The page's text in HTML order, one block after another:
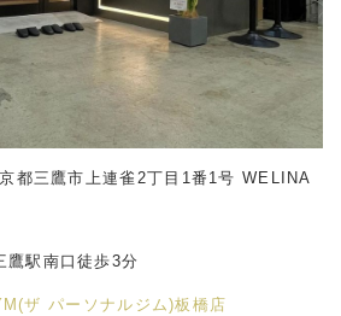
都三鷹市上連雀2丁目1番1号 WELINA
鷹駅南口徒歩3分
ザ パーソナルジム)板橋店